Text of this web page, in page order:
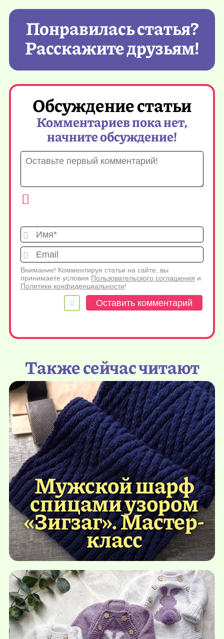
Понравилась статья?
Расскажите друзьям!
Обсуждение статьи
Комментариев пока нет,
начните обсуждение!
Имя*
Внимание! Комментируя статьи на сайте, вы
принимаете условия Пользовательского соглашения и
Политики конфиденциальности!
Также сейчас читают
Мужской шарф
спицами узором
«Зигзаг». Мастер-
класс